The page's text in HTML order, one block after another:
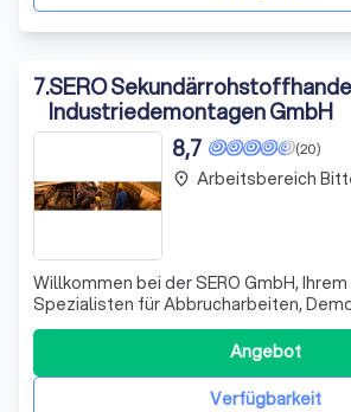
7.SERO
Industriedemontagen GmbH
(20)
8,7
Willkommen bei der SERO GmbH,
Spezialisten für Abbrucharbeiten,
umfassende
jahrzehntelanger Erfahrung und einem
setzen wir Ihr Projekt mit höchster
Sicherheit um. Unsere Dienstleistungen
Verfügbarkeit
Angebot
place Arbeitsbereich